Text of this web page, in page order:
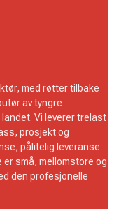
med røtter tilbake
av tyngre
Vi leverer trelast
prosjekt og
pålitelig leveranse
små, mellomstore og
den profesjonelle